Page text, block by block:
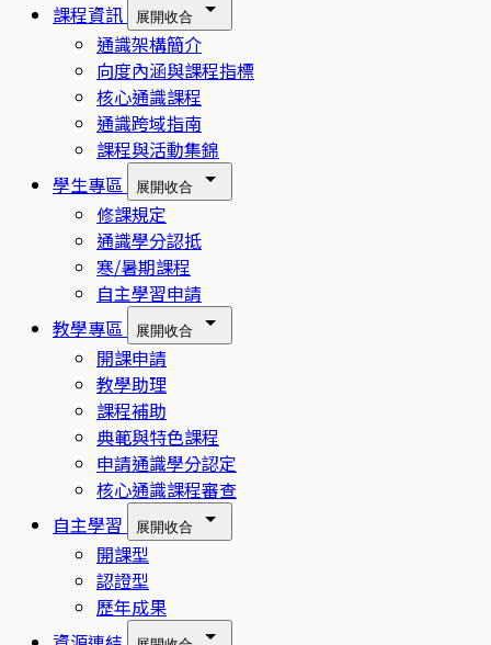
課程資訊
展開收合
通識架構簡介
向度內涵與課程指標
核心通識課程
通識跨域指南
課程與活動集錦
學生專區
展開收合
修課規定
通識學分認抵
寒/暑期課程
自主學習申請
教學專區
展開收合
開課申請
教學助理
課程補助
典範與特色課程
申請通識學分認定
核心通識課程審查
自主學習
展開收合
開課型
認證型
歷年成果